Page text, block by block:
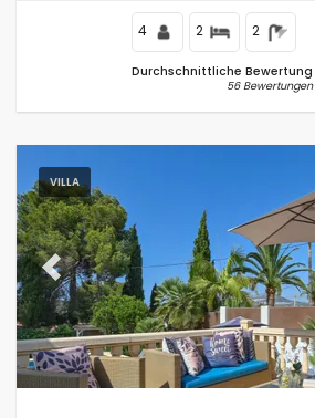
4 2 2
Durchschnittliche Bewertung
56 Bewertungen
VILLA
Previous